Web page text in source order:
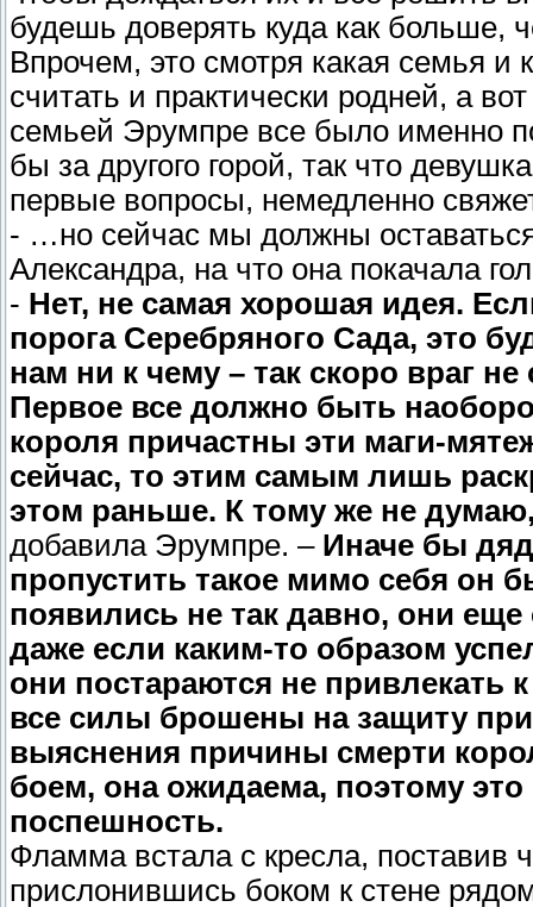
будешь доверять куда как
Впрочем, это смотря какая семья и
считать и практически родней, а
семьей Эрумпре все было именно
бы за другого горой, так что
первые вопросы, немедленно
- …но сейчас мы должны
Александра, на что она покачала
- Нет, не самая хорошая идея.
порога Серебряного Сада, это
нам ни к чему – так скоро враг
Первое все должно быть
короля причастны эти маги-
сейчас, то этим самым лишь
этом раньше. К тому же не
добавила Эрумпре. – Иначе бы
пропустить такое мимо себя он
появились не так давно, они
даже если каким-то образом
они постараются не привлекать
все силы брошены на защиту
выяснения причины смерти
боем, она ожидаема, поэтому
поспешность.
Фламма встала с кресла, поставив
прислонившись боком к стене